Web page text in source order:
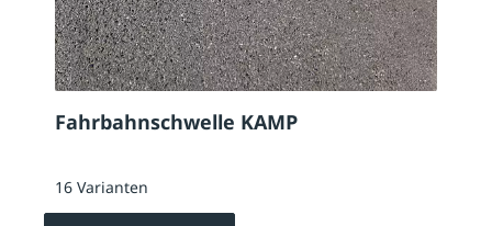
Fahrbahnschwelle KAMP
16 Varianten